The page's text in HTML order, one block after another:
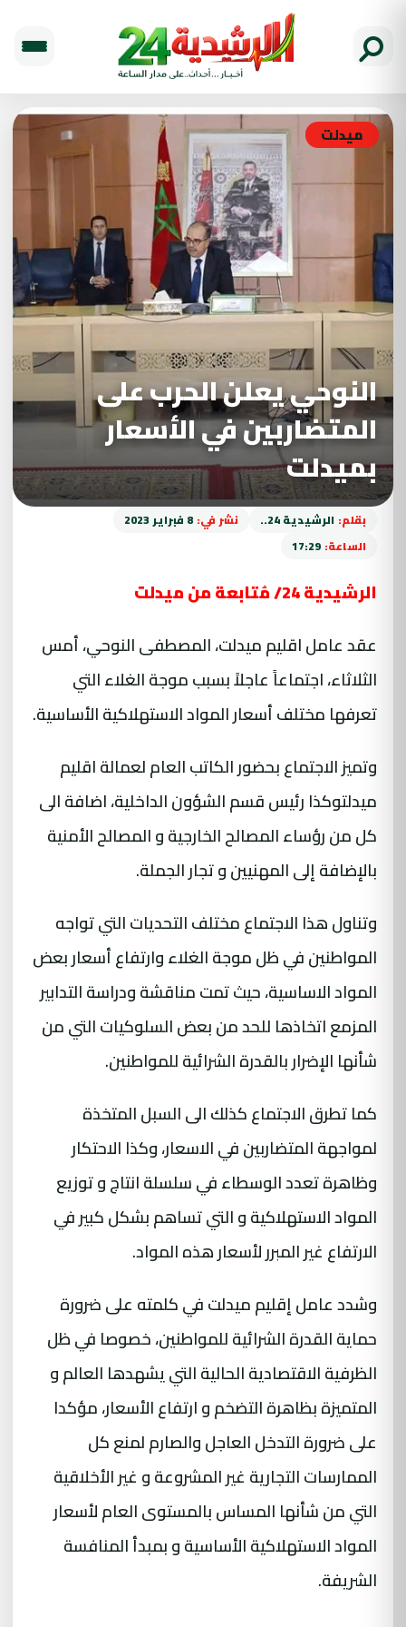
ميدلت
النوحي يعلن الحرب على
المتضاربين في الأسعار
بميدلت
بقلم: الرشيدية 24.. نشر في: 8 فبراير 2023
الساعة: 17:29
الرشيدية 24/ مُتابعة من ميدلت
عقد عامل اقليم ميدلت، المصطفى النوحي، أمس
الثلاثاء، اجتماعاً عاجلاً بسبب موجة الغلاء التي
تعرفها مختلف أسعار المواد الاستهلاكية الأساسية.
وتميز الاجتماع بحضور الكاتب العام لعمالة اقليم
ميدلتوكذا رئيس قسم الشؤون الداخلية، اضافة الى
كل من رؤساء المصالح الخارجية و المصالح الأمنية
بالإضافة إلى المهنيين و تجار الجملة.
وتناول هذا الاجتماع مختلف التحديات التي تواجه
المواطنين في ظل موجة الغلاء وارتفاع أسعار بعض
المواد الاساسية، حيث تمت مناقشة ودراسة التدابير
المزمع اتخاذها للحد من بعض السلوكيات التي من
شأنها الإضرار بالقدرة الشرائية للمواطنين.
كما تطرق الاجتماع كذلك الى السبل المتخذة
لمواجهة المتضاربين في الاسعار، وكذا الاحتكار
وظاهرة تعدد الوسطاء في سلسلة انتاج و توزيع
المواد الاستهلاكية و التي تساهم بشكل كبير في
الارتفاع غير المبرر لأسعار هذه المواد.
وشدد عامل إقليم ميدلت في كلمته على ضرورة
حماية القدرة الشرائية للمواطنين، خصوصا في ظل
الظرفية الاقتصادية الحالية التي يشهدها العالم و
المتميزة بظاهرة التضخم و ارتفاع الأسعار، مؤكدا
على ضرورة التدخل العاجل والصارم لمنع كل
الممارسات التجارية غير المشروعة و غير الأخلاقية
التي من شأنها المساس بالمستوى العام لأسعار
المواد الاستهلاكية الأساسية و بمبدأ المنافسة
الشريفة.